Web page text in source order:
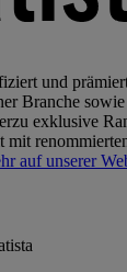
und
Branche
exklusive
mit
auf unserer